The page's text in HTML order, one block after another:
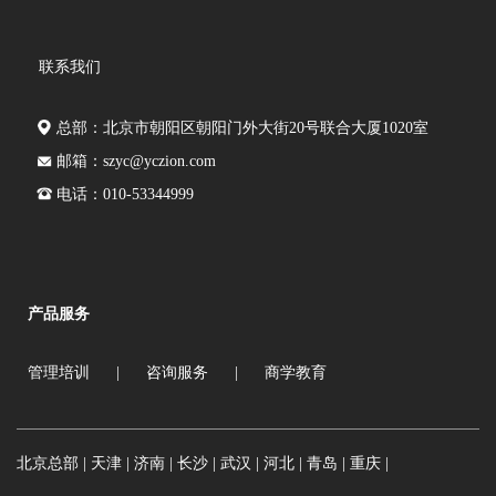
联系我们
总部：北京市朝阳区朝阳门外大街20号联合大厦1020室
邮箱：szyc@yczion.com
电话：010-53344999
产品服务
管理培训 咨询服务 商学教育
北京总部 | 天津 | 济南 | 长沙 | 武汉 | 河北 | 青岛 | 重庆 |